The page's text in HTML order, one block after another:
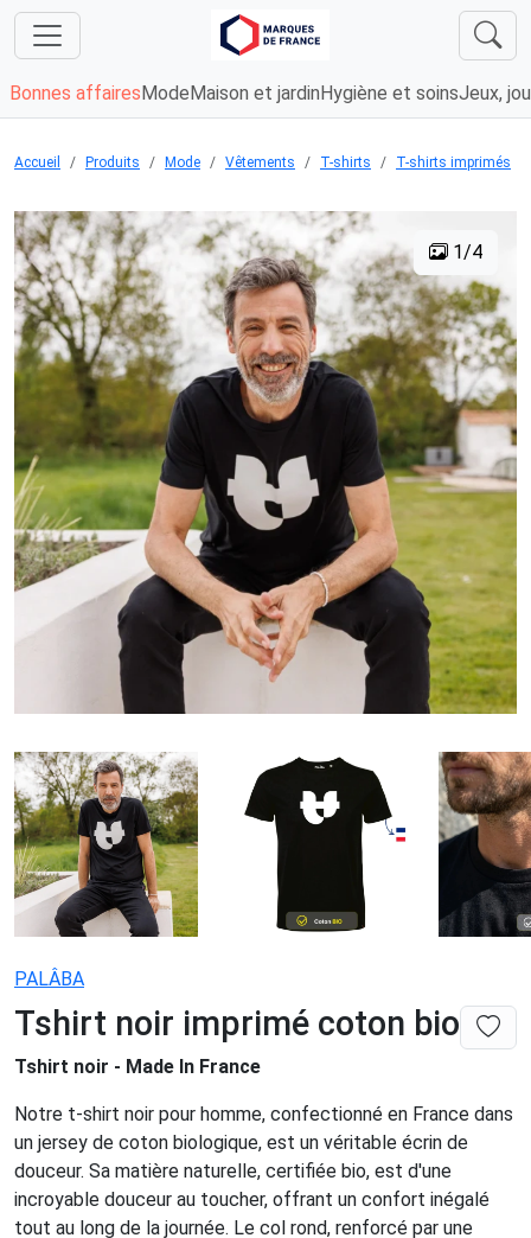
Bonnes affaires Mode Maison et jardin Hygiène et soinsJeux,
Accueil Produits Mode Vêtements T-shirts T-shirts imprimés
1/4
PALÂBA
Tshirt noir imprimé coton bio
Tshirt noir - Made In France
Notre t-shirt noir pour homme, confectionné en France dans
un jersey de coton biologique, est un véritable écrin de
douceur. Sa matière naturelle, certifiée bio, est d'une
incroyable douceur au toucher, offrant un confort inégalé
tout au long de la journée. Le col rond, renforcé par une